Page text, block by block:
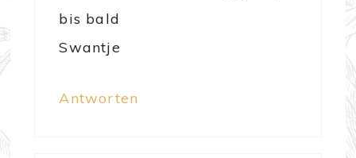
bis bald
Swantje
Antworten